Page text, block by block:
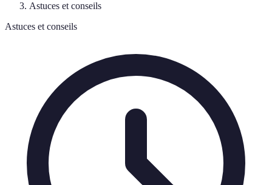
Astuces et conseils
Astuces et conseils